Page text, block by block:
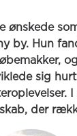
opbygge
middage
fast og har
over